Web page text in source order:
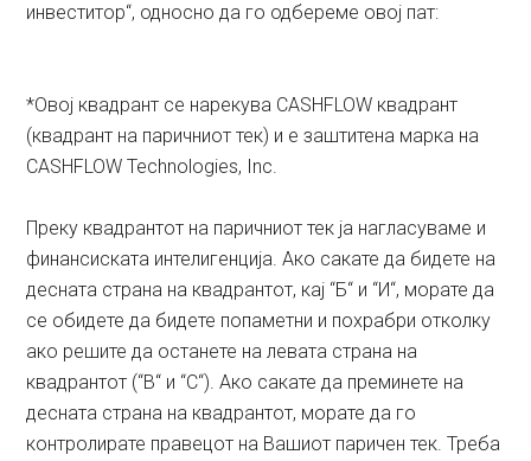
инвеститор“, односно да го одбереме овој пат:
*Овој квадрант се нарекува CASHFLOW квадрант
(квадрант на паричниот тек) и е заштитена марка на
CASHFLOW Technologies, Inc.
Преку квадрантот на паричниот тек ја нагласуваме и
финансиската интелигенција. Ако сакате да бидете на
десната страна на квадрантот, кај “Б“ и “И“, морате да
се обидете да бидете попаметни и похрабри отколку
ако решите да останете на левата страна на
квадрантот (“В“ и “С“). Ако сакате да преминете на
десната страна на квадрантот, морате да го
контролирате правецот на Вашиот паричен тек. Треба